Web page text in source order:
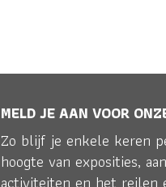
MELD JE AAN VOOR
Zo blijf je enkele keren
hoogte van exposities,